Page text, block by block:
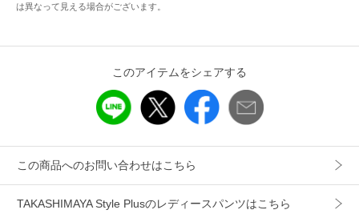
（税込5,000円以上ご購入で送料無料）
422243
カテゴリ パンツ スラックス・ドレスパンツ
ル】レーヨン65%・ナイロン30%・ポリウレタン
は異なって見える場合がございます。
このアイテムをシェアする
この商品へのお問い合わせはこちら
TAKASHIMAYA Style Plusのレディースパンツはこちら